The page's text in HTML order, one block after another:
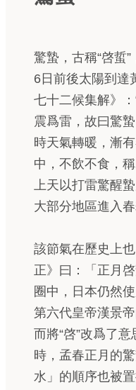
驚蟄，古稱“啓蜇
6日前後太陽到達
七十二候集解》
震爲雷，故曰驚
時天氣轉暖，漸
中，不飲不食，
上天以打雷驚醒
大部分地區進入春
該節氣在歷史上
正》曰：「正月
圈中，日本仍然
第六代皇帝漢景
而將“啓”改爲了
時，孟春正月的
水」的順序也被